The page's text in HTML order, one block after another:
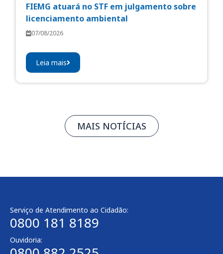
FIEMG atuará no STF em julgamento sobre
licenciamento ambiental
07/08/2026
Leia mais
MAIS NOTÍCIAS
Serviço de Atendimento ao Cidadão:
0800 181 8189
Ouvidoria: